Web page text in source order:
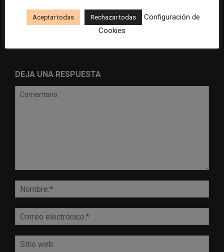
Gaceta
DEJA UNA RESPUESTA
Aceptar todas Rechazar todas
Configuración de
Cookies